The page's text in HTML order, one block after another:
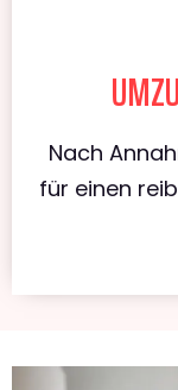
Nach
für einen